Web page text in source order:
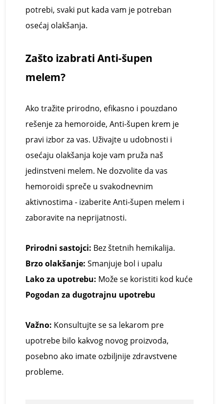
potrebi, svaki put kada vam je potreban
osećaj olakšanja.
Zašto izabrati Anti-šupen
melem?
Ako tražite prirodno, efikasno i pouzdano
rešenje za hemoroide, Anti-šupen krem je
pravi izbor za vas. Uživajte u udobnosti i
osećaju olakšanja koje vam pruža naš
jedinstveni melem. Ne dozvolite da vas
hemoroidi spreče u svakodnevnim
aktivnostima - izaberiteAnti-šupen melem i
zaboravite na neprijatnosti.
Prirodni sastojci: Bez štetnih hemikalija.
Brzo olakšanje: Smanjuje bol i upalu
Lako za upotrebu: Može se koristiti kod kuće
Pogodan za dugotrajnu upotrebu
Važno: Konsultujtese sa lekarom pre
upotrebe bilo kakvog novog proizvoda,
posebno ako imate ozbiljnije zdravstvene
probleme.